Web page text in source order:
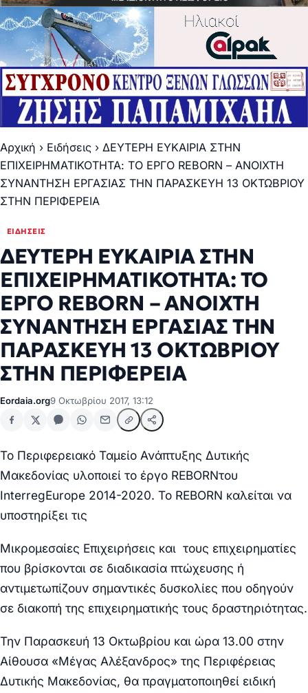
Αρχική › Ειδήσεις › ΔΕΥΤΕΡΗ ΕΥΚΑΙΡΙΑ ΣΤΗΝ
ΕΠΙΧΕΙΡΗΜΑΤΙΚΟΤΗΤΑ: ΤΟ ΕΡΓΟ REBORN – ΑΝΟΙΧΤΗ
ΣΥΝΑΝΤΗΣΗ ΕΡΓΑΣΙΑΣ ΤΗΝ ΠΑΡΑΣΚΕΥΗ 13 ΟΚΤΩΒΡΙΟΥ
ΣΤΗΝ ΠΕΡΙΦΕΡΕΙΑ
ΕΙΔΉΣΕΙΣ
ΔΕΥΤΕΡΗ ΕΥΚΑΙΡΙΑ ΣΤΗΝ
ΕΠΙΧΕΙΡΗΜΑΤΙΚΟΤΗΤΑ: ΤΟ
ΕΡΓΟ REBORN – ΑΝΟΙΧΤΗ
ΣΥΝΑΝΤΗΣΗ ΕΡΓΑΣΙΑΣ ΤΗΝ
ΠΑΡΑΣΚΕΥΗ 13 ΟΚΤΩΒΡΙΟΥ
ΣΤΗΝ ΠΕΡΙΦΕΡΕΙΑ
Eordaia.org9 Οκτωβρίου 2017, 13:12
Το Περιφερειακό Ταμείο Ανάπτυξης Δυτικής
Μακεδονίας υλοποιεί το έργο REBORNτου
InterregEurope 2014-2020. Το REBORN καλείται να
υποστηρίξει τις
Μικρομεσαίες Επιχειρήσεις και τους επιχειρηματίες
που βρίσκονται σε διαδικασία πτώχευσης ή
αντιμετωπίζουν σημαντικές δυσκολίες που οδηγούν
σε διακοπή της επιχειρηματικής τους δραστηριότητας.
Την Παρασκευή 13 Οκτωβρίου και ώρα 13.00 στην
Αίθουσα «Μέγας Αλέξανδρος» της Περιφέρειας
Δυτικής Μακεδονίας, θα πραγματοποιηθεί ειδική